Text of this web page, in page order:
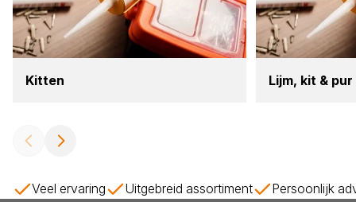
Kit­ten Lijm, kit &pur
Veel ervaring Uitgebreid assortiment Persoonlijk